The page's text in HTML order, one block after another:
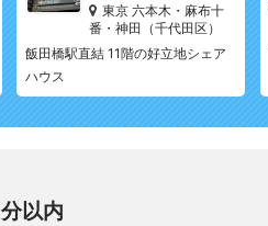
東京 六本木・麻布十
番・神田（千代田区）
飯田橋駅直結 11階の好立地シェア
ハウス
以内